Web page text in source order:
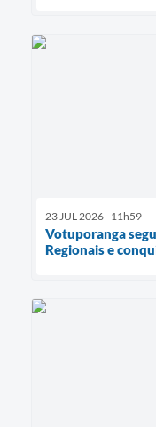
23 JUL 2026 - 11h59
Votuporanga
Regionais e